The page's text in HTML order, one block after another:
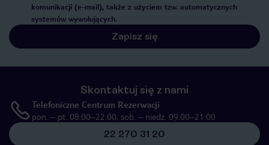
komunikacji (e-mail), także z użyciem tzw. automatycznych
systemów wywołujących.
Zapisz się
Skontaktuj się z nami
Telefoniczne Centrum Rezerwacji
pon. – pt. 08:00–22:00, sob. – niedz. 09:00–21:00
22 270 31 20